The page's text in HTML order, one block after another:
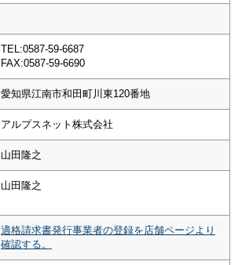
TEL:0587-59-6687
FAX:0587-59-6690
愛知県江南市和田町川東120番地
アルプスネット株式会社
山田隆之
山田隆之
適格請求書発行事業者の登録を店舗ページより
確認する。